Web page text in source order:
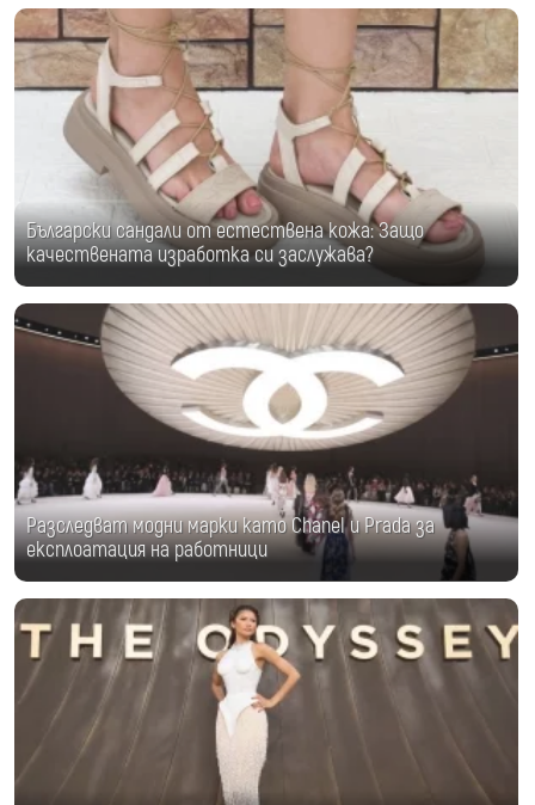
Български сандали от естествена кожа: Защо
качествената изработка си заслужава?
Разследват модни марки като Chanel и Prada за
експлоатация на работници